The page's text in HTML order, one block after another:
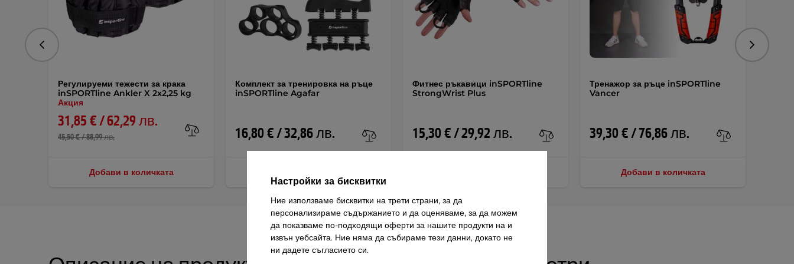
Регулируеми тежести за крака
inSPORTline Ankler X 2x2,25 kg
Акция
31,85 € / 62,29 лв.
45,50 € / 88,99 лв.
Добави в количката
Комплект за тренировка на ръце
inSPORTline Agafar
16,80 € / 32,86 лв.
Фитнес ръкавици inSPORTline
StrongWrist Plus
15,30 € / 29,92 лв.
Тренажор за ръце inSPORTline
Vancer
39,30 € / 76,86 лв.
Добави в количката
Предишна Следваща
Настройки за бисквитки
Ние използваме бисквитки на трети страни, за да
персонализираме съдържанието и да оценяваме, за да можем
да показваме по-подходящи оферти за нашите продукти на и
извън уебсайта. Ние няма да събираме тези данни, докато не
ни дадете съгласието си.